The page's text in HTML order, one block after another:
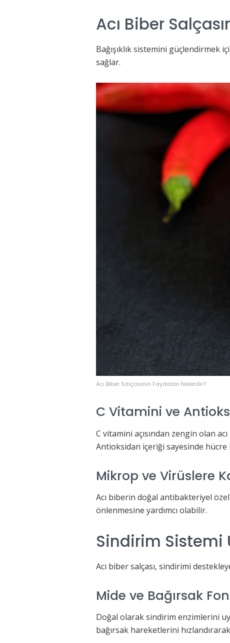
Acı Biber
Bağışıklık sistemini güçlendirmek
sağlar.
Acı Biber Salçasının Faydaları Nelerdir?
C Vitamini ve
C vitamini açısından zengin olan
Antioksidan içeriği sayesinde hücre
Mikrop ve Virüslere
Acı biberin doğal antibakteriyel
önlenmesine yardımcı olabilir.
Sindirim Sistemi
Acı biber salçası, sindirimi
Mide ve Bağırsak
Doğal olarak sindirim enzimlerini
bağırsak hareketlerini